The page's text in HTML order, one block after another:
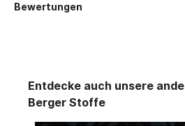
Bewertungen
Entdecke auch unsere
Berger Stoffe